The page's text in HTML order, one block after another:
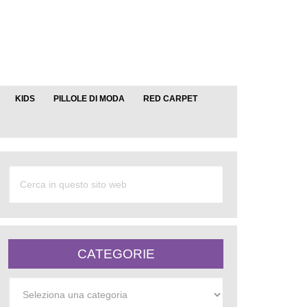
KIDS PILLOLE DI MODA RED CARPET
CATEGORIE